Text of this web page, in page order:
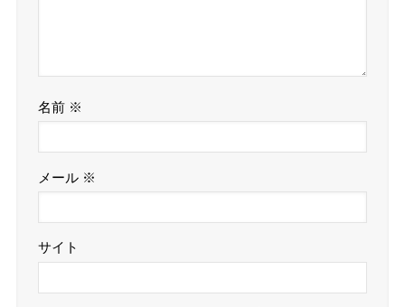
名前 ※
メール ※
サイト